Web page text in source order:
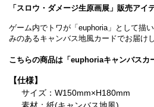
「スロウ・ダメージ生原画展」販売アイ
ゲーム内でトワが「euphoria」として描
みのあるキャンバス地風カードでお届け
こちらの商品は「euphoriaキャンバスカ
【仕様】
サイズ：W150mm×H180mm